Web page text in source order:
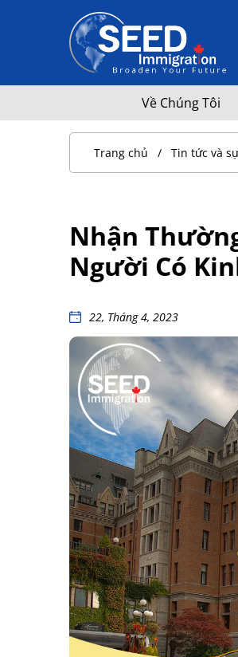
Về Chúng Tôi
Trang chủ Tin tức và
Nhận
Người Có
22, Tháng 4, 2023